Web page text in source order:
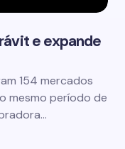
e expande
154 mercados
mesmo período de